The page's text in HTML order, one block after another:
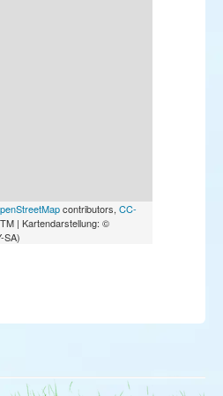
contributors, CC-
| Kartendarstellung: ©
SA)